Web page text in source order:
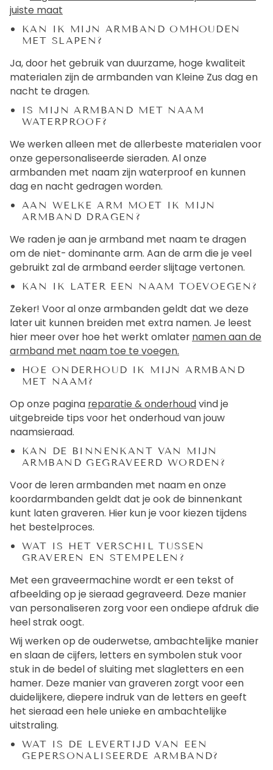
juiste maat
KAN IK MIJN ARMBAND OMHOUDEN
MET SLAPEN?
Ja, door het gebruik van duurzame, hoge kwaliteit
materialen zijn de armbanden van Kleine Zus dag en
nacht te dragen.
IS MIJN ARMBAND MET NAAM
WATERPROOF?
We werken alleen met de allerbeste materialen voor
onze gepersonaliseerde sieraden. Al onze
armbanden met naam zijn waterproof en kunnen
dag en nacht gedragen worden.
AAN WELKE ARM MOET IK MIJN
ARMBAND DRAGEN?
We raden je aan je armband met naam te dragen
om de niet- dominante arm. Aan de arm die je veel
gebruikt zal de armband eerder slijtage vertonen.
KAN IK LATER EEN NAAM TOEVOEGEN?
Zeker! Voor al onze armbanden geldt dat we deze
later uit kunnen breiden met extra namen. Je leest
hier meer over hoe het werkt omlater namen aan de
armband met naam toe te voegen.
HOE ONDERHOUD IK MIJN ARMBAND
MET NAAM?
Op onze pagina reparatie & onderhoudvind je
uitgebreide tips voor het onderhoud van jouw
naamsieraad.
KAN DE BINNENKANT VAN MIJN
ARMBAND GEGRAVEERD WORDEN?
Voor de leren armbanden met naam en onze
koordarmbanden geldt dat je ook de binnenkant
kunt laten graveren. Hier kun je voor kiezen tijdens
het bestelproces.
WAT IS HET VERSCHIL TUSSEN
GRAVEREN EN STEMPELEN?
Met een graveermachine wordt er een tekst of
afbeelding op je sieraad gegraveerd. Deze manier
van personaliseren zorg voor een ondiepe afdruk die
heel strak oogt.
Wij werken op de ouderwetse, ambachtelijke manier
en slaan de cijfers, letters en symbolen stuk voor
stuk in de bedel of sluiting met slagletters en een
hamer. Deze manier van graveren zorgt voor een
duidelijkere, diepere indruk van de letters en geeft
het sieraad een hele unieke en ambachtelijke
uitstraling.
WAT IS DE LEVERTIJD VAN EEN
GEPERSONALISEERDE ARMBAND?